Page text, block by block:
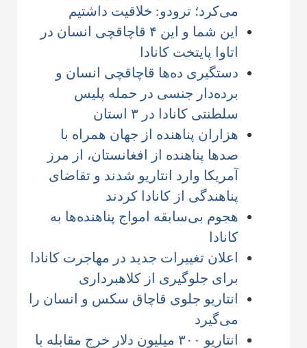
می‌کرد؛ ترودو: خلاقیت داشتیم
این شما و این ۴ قاچاقچی انسان در
اتاوا پایتخت کانادا
دستگیری ده‌ها قاچاقچی انسان و
برده‌دار جنسی در حمله پلیس
سلطنتی کانادا در ۳ استان
هزاران پناهنده از جهان همراه با
صدها پناهنده از افغانستان، از مرز
آمریکا وارد انتاریو شدند و تقاضای
پناهندگی از کانادا کردند
هجوم بی‌سابقه امواج پناهنده‌ها به
کانادا
اعلان تغییرات جدید در مهاجرت کانادا
برای جلوگیری از کلاهبرداری
انتاریو جلوی قاچاق سکس و انسان را
می‌گیرد
انتاریو ۳۰۰ میلیون دلار خرج مقابله با